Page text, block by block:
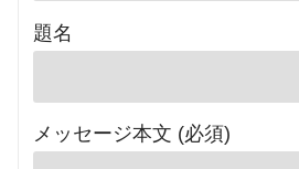
題名
メッセージ本文 (必須)